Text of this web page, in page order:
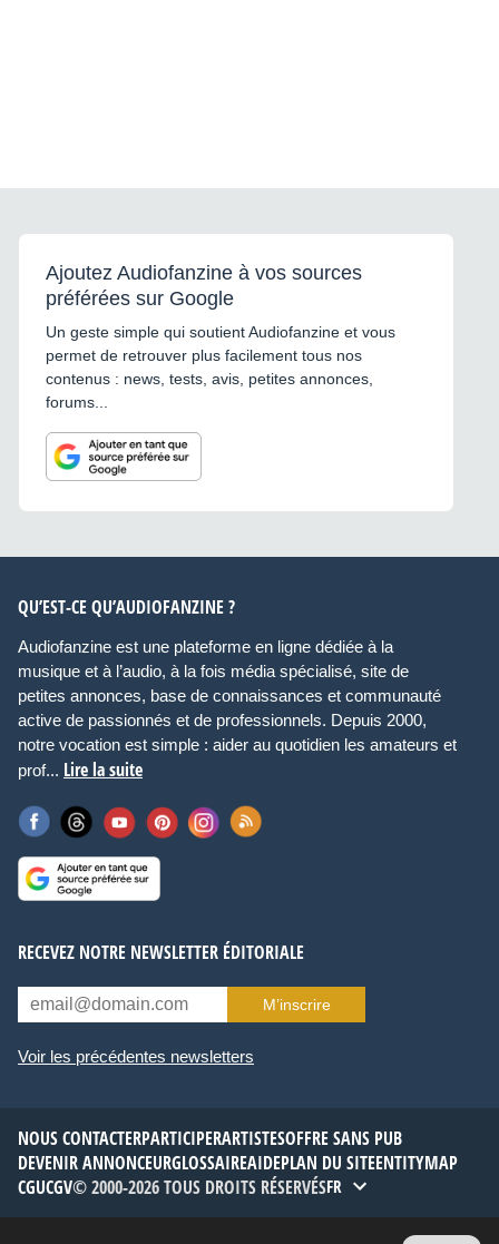
Ajoutez Audiofanzine à vos sources
préférées sur Google
Un geste simple qui soutient Audiofanzine et vous
permet de retrouver plus facilement tous nos
contenus : news, tests, avis, petites annonces,
forums...
QU’EST-CE QU’AUDIOFANZINE ?
Audiofanzine est une plateforme en ligne dédiée à la
musique et à l’audio, à la fois média spécialisé, site de
petites annonces, base de connaissances et communauté
active de passionnés et de professionnels. Depuis 2000,
notre vocation est simple : aider au quotidien les amateurs et
prof... Lire la suite
RECEVEZ NOTRE NEWSLETTER ÉDITORIALE
M’inscrire
Voir les précédentes newsletters
NOUS CONTACTERPARTICIPERARTISTESOFFRE SANS PUB
DEVENIR ANNONCEURGLOSSAIREAIDEPLAN DU SITEENTITYMAP
CGUCGV© 2000-2026 TOUS DROITS RÉSERVÉSFR